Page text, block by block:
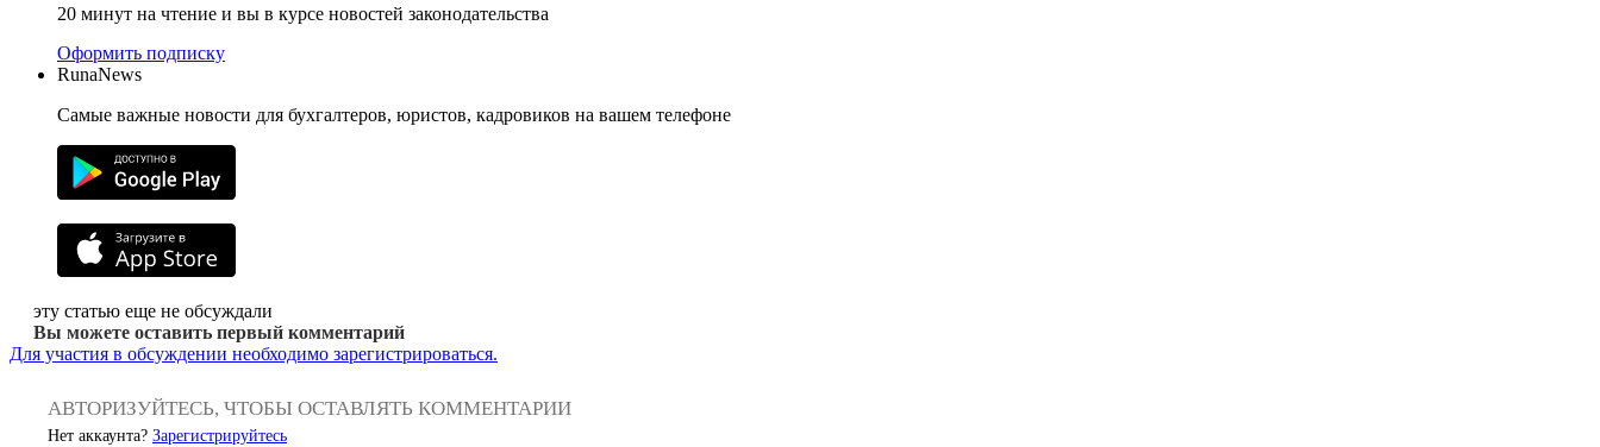
20 минут на чтение и вы в курсе новостей законодательства
Оформить подписку
RunaNews
Самые важные новости для бухгалтеров, юристов, кадровиков на вашем телефоне
эту статью еще не обсуждали
Вы можете оставить первый комментарий
Для участия в обсуждении необходимо зарегистрироваться.
АВТОРИЗУЙТЕСЬ, ЧТОБЫ ОСТАВЛЯТЬ КОММЕНТАРИИ
Нет аккаунта? Зарегистрируйтесь